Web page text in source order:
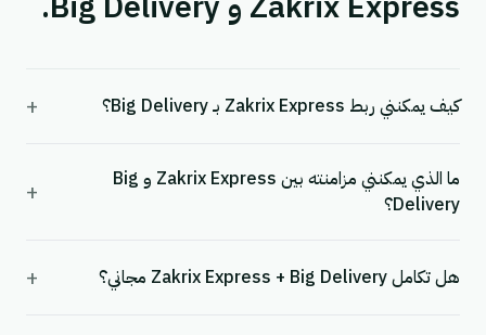
كيف يمكنني ربط Zakrix Express بـ Big Delivery؟ +
ما الذي يمكنني مزامنته بين Zakrix Express و Big
Delivery؟
+
هل تكامل Zakrix Express + Big Delivery مجاني؟ +